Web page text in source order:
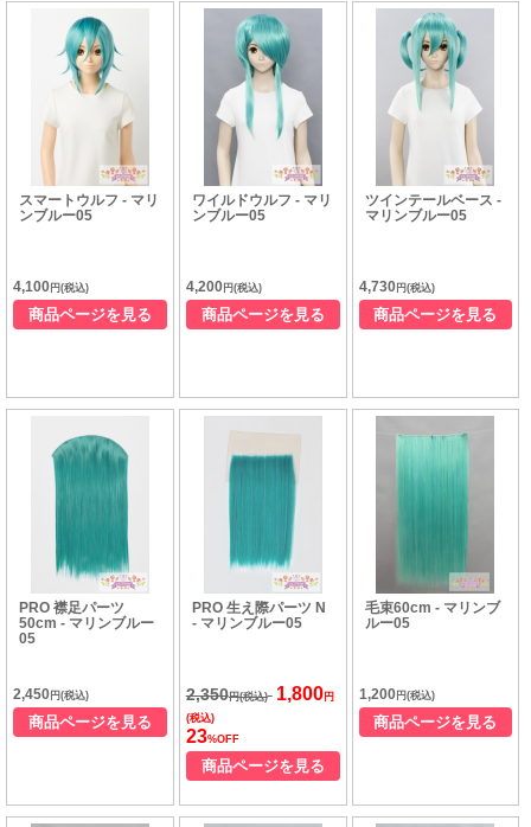
スマートウルフ - マリ
ンブルー05
4,100 円(税込)
商品ページを見る
ワイルドウルフ - マリ
ンブルー05
4,200円(税込)
商品ページを見る
ツインテールベース -
マリンブルー05
4,730円(税込)
商品ページを見る
PRO 襟足パーツ
50cm - マリンブルー
05
2,450 円(税込)
商品ページを見る
PRO 生え際パーツ N
- マリンブルー05
2,350円(税込) 1,800円
(税込)
23%OFF
商品ページを見る
毛束60cm - マリンブ
ルー05
1,200円(税込)
商品ページを見る